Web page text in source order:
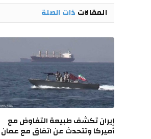
المقالات ذات الصلة
إيران تكشف طبيعة التفاوض مع
أميركا وتتحدث عن اتفاق مع عمان